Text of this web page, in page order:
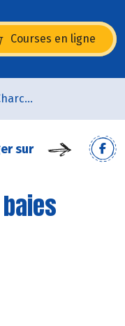
Courses en ligne
Boucherie & Charcuterie
sur